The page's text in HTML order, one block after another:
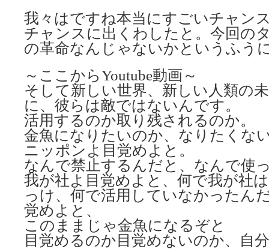
我々はですね本当にすごいチャン
チャンスに出くわしたと。今回の
の革命なんじゃないかというふう
～ここからYoutube動画～
そして新しい世界、新しい人類の
に、彼らは敵ではないんです。
活用するのか取り残されるのか。
金魚になりたいのか、なりたくな
ニッポンよ目覚めよと。
なんで禁止するんだと、なんで使
我が社よ目覚めよと、何で我が社
っけ、何で活用していなかったん
覚めよと、
このままじゃ金魚になるぞと
目覚めるのか目覚めないのか、自